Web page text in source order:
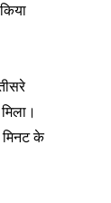
मिनट के